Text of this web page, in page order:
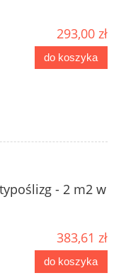
293,00 zł
do koszyka
- 2 m2 w
383,61 zł
do koszyka